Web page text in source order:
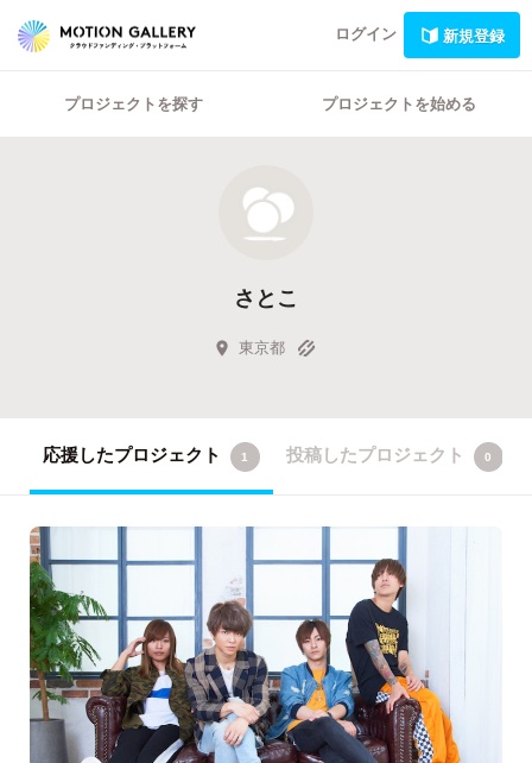
ログイン 新規登録
プロジェクトを探す プロジェクトを始める
さとこ
東京都
応援したプロジェクト 1 投稿したプロジェクト 0